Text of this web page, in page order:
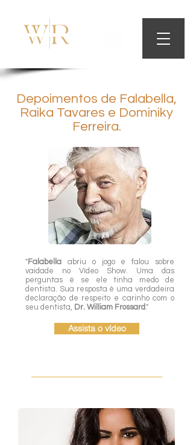
Depoimentos de Falabella,
Raika Tavares e Dominiky
Ferreira.
"Falabella abriu o jogo e falou sobre
vaidade no Vídeo Show. Uma das
perguntas é se ele tinha medo de
dentista. Sua resposta é uma verdadeira
declaração de respeito e carinho com o
seu dentista, Dr. William Frossard ."
Assista o vídeo